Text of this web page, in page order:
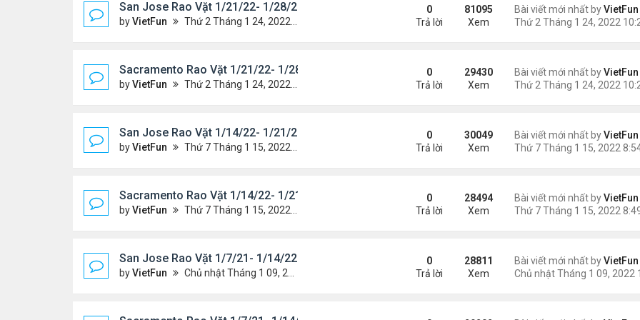
San Jose Rao Vặt 1/21/22- 1/28/22
byVietFun Thứ 2 Tháng 1 24, 2022 10:25 pm
Bài viết mới nhất byVietFun
0
Trả lời
81095
Xem
Sacramento Rao Vặt 1/21/22- 1/28/22
byVietFun Thứ 2 Tháng 1 24, 2022 10:20 pm
Bài viết mới nhất byVietFun
0
Trả lời
29430
Xem
San Jose Rao Vặt 1/14/22- 1/21/22
byVietFun Thứ 7 Tháng 1 15, 2022 8:54 pm
Bài viết mới nhất byVietFun
0
Trả lời
30049
Xem
Sacramento Rao Vặt 1/14/22- 1/21/22
byVietFun Thứ 7 Tháng 1 15, 2022 8:49 pm
Bài viết mới nhất byVietFun
0
Trả lời
28494
Xem
San Jose Rao Vặt 1/7/21- 1/14/22
byVietFun Chủ nhật Tháng 1 09, 2022 10:06 pm
Bài viết mới nhất byVietFun
0
Trả lời
28811
Xem